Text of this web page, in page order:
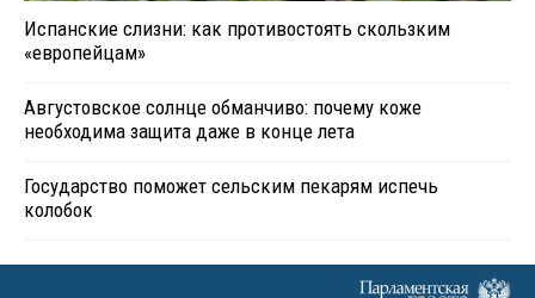
Испанские слизни: как противостоять скользким
«европейцам»
Августовское солнце обманчиво: почему коже
необходима защита даже в конце лета
Государство поможет сельским пекарям испечь
колобок